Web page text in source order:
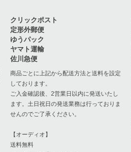
クリックポスト
定形外郵便
ゆうパック
ヤマト運輸
佐川急便
商品ごとに上記から配送方法と送料を設定
しております。
ご入金確認後、2営業日以内に発送いたし
ます。土日祝日の発送業務は行っておりま
せんのでご了承ください。
【オーディオ】
送料無料